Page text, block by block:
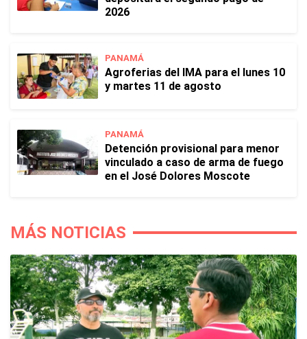
2026
PANAMÁ
Agroferias del IMA para el lunes 10
y martes 11 de agosto
PANAMÁ
Detención provisional para menor
vinculado a caso de arma de fuego
en el José Dolores Moscote
MÁS NOTICIAS